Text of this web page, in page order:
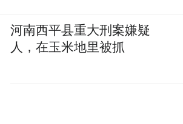
河南西平县重大刑案嫌疑
人，在玉米地里被抓